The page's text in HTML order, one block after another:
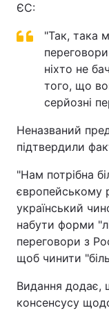
ЄС:
"Так, така
ніхто не
того, що
серйозні
Неназваний
підтвердили
"Нам потрібна
європейському
український
набути форми
переговори з
щоб чинити
Видання додає,
консенсусу